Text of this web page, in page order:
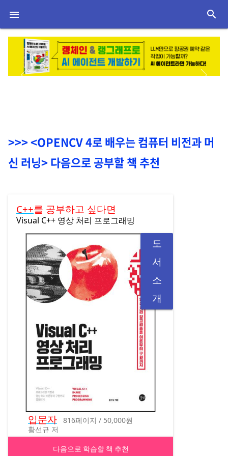
 search
Previous Next
<OPENCV 4로 배우는 컴퓨터 비전과 머
신 러닝> 다음으로 공부할 책 추천
C++를 공부하고 싶다면
Visual C++ 영상 처리 프로그래밍
도
서
소
개
입문자
816페이지 / 50,000원
황선규 저
다음으로 학습할 책 추천